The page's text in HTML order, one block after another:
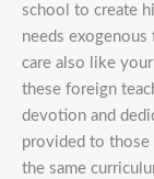
school to create
needs
care also like
these foreign
devotion and
provided to those
the same